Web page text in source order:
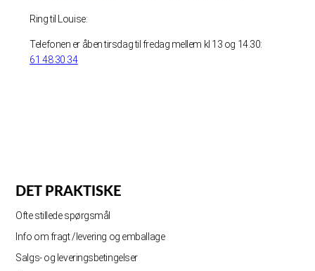
Ring til Louise:
Telefonen er åben tirsdag til fredag mellem kl 13 og 14.30:
61 48 30 34
DET PRAKTISKE
Ofte stillede spørgsmål
Info om fragt /levering og emballage
Salgs- og leveringsbetingelser